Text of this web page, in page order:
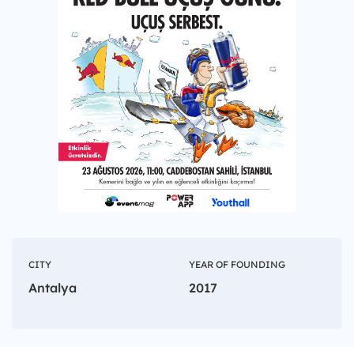
CITY
Antalya
YEAR OF FOUNDING
2017